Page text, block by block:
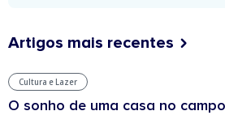
Artigos mais recentes
Cultura e Lazer
O sonho de uma casa no campo